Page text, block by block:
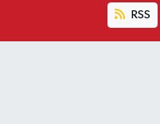
RSS